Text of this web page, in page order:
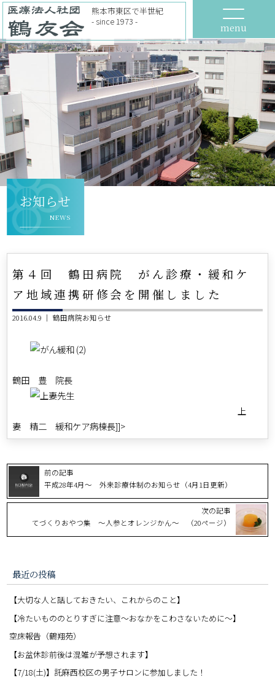
menu
熊本市東区で半世紀
- since 1973 -
お知らせ
NEWS
第４回 鶴田病院 がん診療・緩和ケ
ア地域連携研修会を開催しました
2016.04.9 ｜鶴田病院お知らせ
鶴田 豊 院長
上
妻 精二 緩和ケア病棟長]]>
前の記事
平成28年4月～ 外来診療体制のお知らせ（4月1日更新）
次の記事
てづくりおやつ集 ～人参とオレンジかん～ （20ページ）
最近の投稿
【大切な人と話しておきたい、これからのこと】
【冷たいもののとりすぎに注意〜おなかをこわさないために〜】
空床報告（鶴翔苑）
【お盆休診前後は混雑が予想されます】
【7/18(土)】託麻西校区の男子サロンに参加しました！